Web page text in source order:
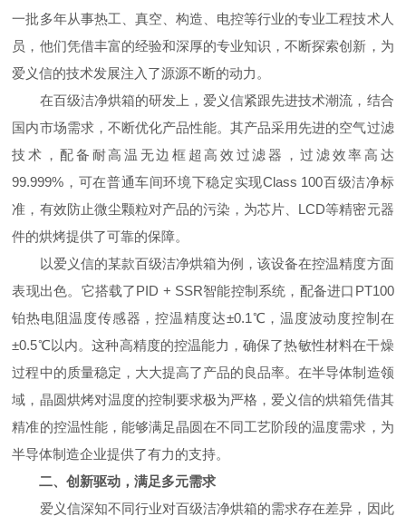
一批多年从事热工、真空、构造、电控等行业的专业工程技术人
员，他们凭借丰富的经验和深厚的专业知识，不断探索创新，为
爱义信的技术发展注入了源源不断的动力。
在百级洁净烘箱的研发上，爱义信紧跟先进技术潮流，结合
国内市场需求，不断优化产品性能。其产品采用先进的空气过滤
技术，配备耐高温无边框超高效过滤器，过滤效率高达
99.999%，可在普通车间环境下稳定实现Class 100百级洁净标
准，有效防止微尘颗粒对产品的污染，为芯片、LCD等精密元器
件的烘烤提供了可靠的保障。
以爱义信的某款百级洁净烘箱为例，该设备在控温精度方面
表现出色。它搭载了PID + SSR智能控制系统，配备进口PT100
铂热电阻温度传感器，控温精度达±0.1℃，温度波动度控制在
±0.5℃以内。这种高精度的控温能力，确保了热敏性材料在干燥
过程中的质量稳定，大大提高了产品的良品率。在半导体制造领
域，晶圆烘烤对温度的控制要求极为严格，爱义信的烘箱凭借其
精准的控温性能，能够满足晶圆在不同工艺阶段的温度需求，为
半导体制造企业提供了有力的支持。
二、创新驱动，满足多元需求
爱义信深知不同行业对百级洁净烘箱的需求存在差异，因此